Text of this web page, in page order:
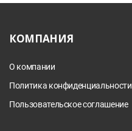
КОМПАНИЯ
О компании
Политика конфиденциальности
Пользовательское соглашение